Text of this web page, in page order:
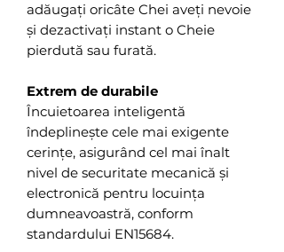
adăugați oricâte Chei aveți nevoie
și dezactivați instant o Cheie
pierdută sau furată.
Extrem de durabile
Încuietoarea inteligentă
îndeplinește cele mai exigente
cerințe, asigurând cel mai înalt
nivel de securitate mecanică și
electronică pentru locuința
dumneavoastră, conform
standardului EN15684.